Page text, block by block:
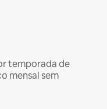
temporada de
mensal sem